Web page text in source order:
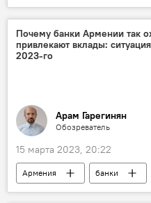
Экономика
Общество
нарушения
Почему банки Армении так
привлекают вклады:
2023-го
Арам Гарегинян
Обозреватель
15 марта 2023, 20:22
Армения банки
проценты
ипотека